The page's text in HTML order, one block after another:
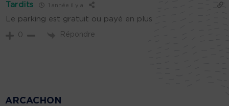
Tardits 1 année il y a
Le parking est gratuit ou payé en plus
0 Répondre
ARCACHON